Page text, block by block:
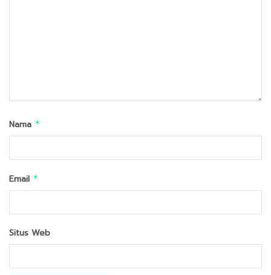
Nama *
Email *
Situs Web